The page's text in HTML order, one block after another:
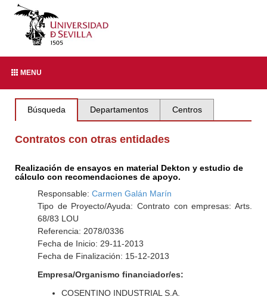
MENU
Búsqueda Departamentos Centros
Contratos con otras entidades
Realización de ensayos en material Dekton y estudio de
cálculo con recomendaciones de apoyo.
Responsable: Carmen Galán Marín
Tipo de Proyecto/Ayuda: Contrato con empresas: Arts.
68/83 LOU
Referencia: 2078/0336
Fecha de Inicio: 29-11-2013
Fecha de Finalización: 15-12-2013
Empresa/Organismo financiador/es:
COSENTINO INDUSTRIAL S.A.